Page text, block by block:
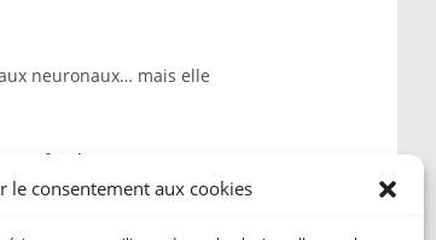
le consentement aux cookies
neuronaux… mais elle
profondeur.